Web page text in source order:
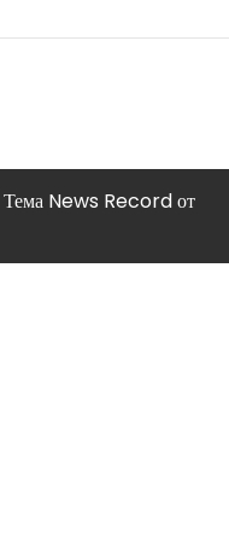
Тема News Record от